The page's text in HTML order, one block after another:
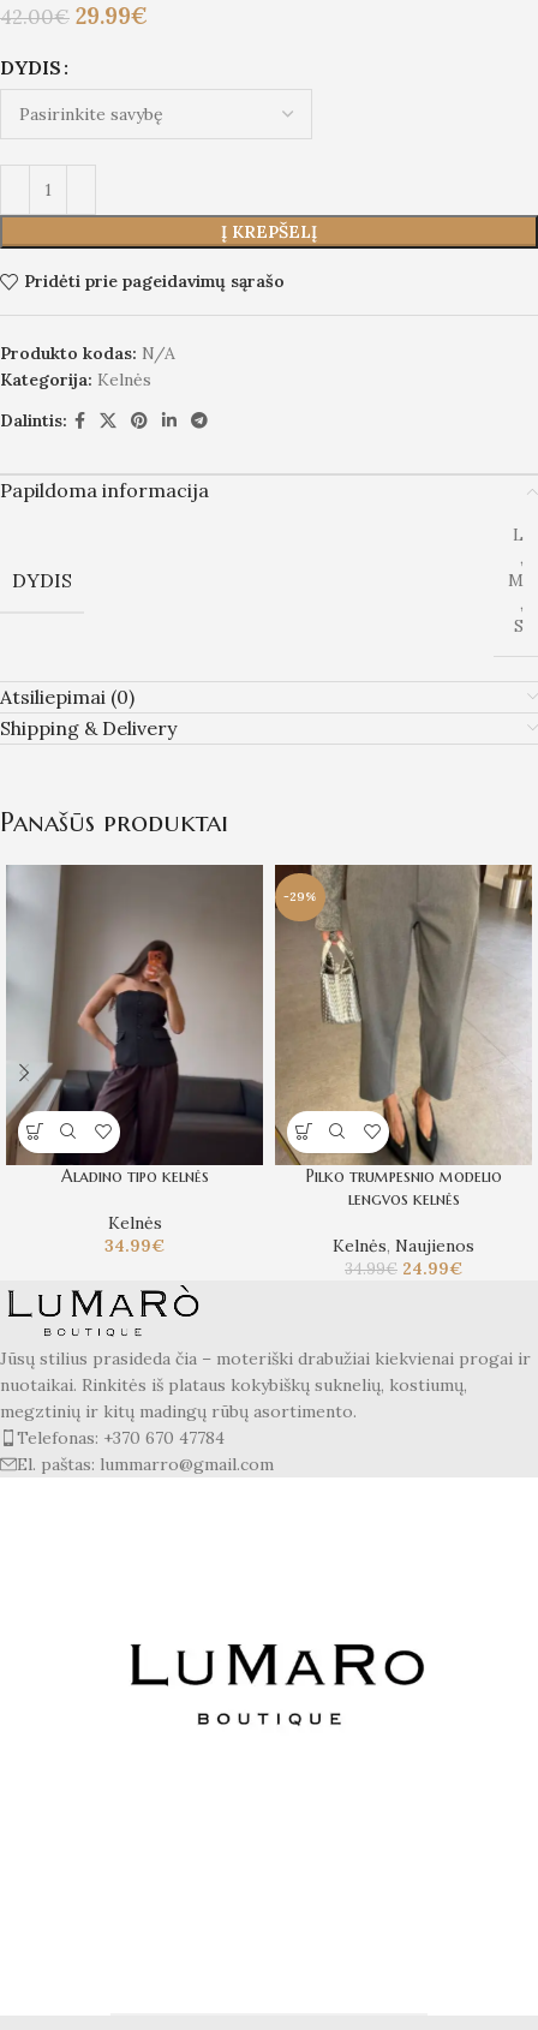
42.00€ 29.99€
DYDIS
Į KREPŠELĮ
Pridėti prie pageidavimų sąrašo
Produkto kodas: N/A
Kategorija: Kelnės
Dalintis:
Papildoma informacija
DYDIS
L
,
M
,
S
Atsiliepimai (0)
Shipping & Delivery
Panašūs produktai
Aladino tipo kelnės
Kelnės
34.99€
-29%
Pilko trumpesnio modelio
lengvos kelnės
Kelnės, Naujienos
34.99€ 24.99€
Jūsų stilius prasideda čia – moteriški drabužiai kiekvienai progai ir
nuotaikai. Rinkitės iš plataus kokybiškų suknelių, kostiumų,
megztinių ir kitų madingų rūbų asortimento.
Telefonas: +370 670 47784
El. paštas: lummarro@gmail.com